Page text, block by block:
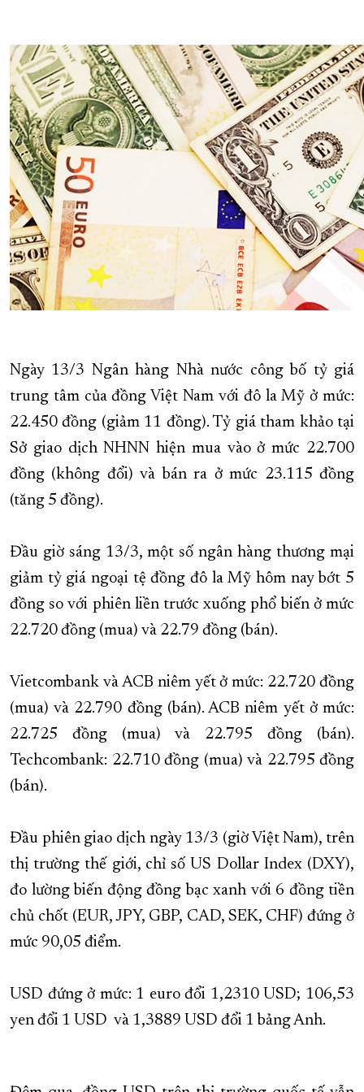
ĐẠI HỘI ĐẢNG CÁC CẤP TRANG CHỦ VỀ BÁO KHÁNH HÒA
Ngày 13/3 Ngân hàng Nhà nước công bố tỷ giá
trung tâm của đồng Việt Nam với đô la Mỹ ở mức:
22.450 đồng (giảm 11 đồng). Tỷ giá tham khảo tại
Sở giao dịch NHNN hiện mua vào ở mức 22.700
đồng (không đổi) và bán ra ở mức 23.115 đồng
(tăng 5 đồng).
Đầu giờ sáng 13/3, một số ngân hàng thương mại
giảm tỷ giá ngoại tệ đồng đô la Mỹ hôm nay bớt 5
đồng so với phiên liền trước xuống phổ biến ở mức
22.720 đồng (mua) và 22.79 đồng (bán).
Vietcombank và ACB niêm yết ở mức: 22.720 đồng
(mua) và 22.790 đồng (bán). ACB niêm yết ở mức:
22.725 đồng (mua) và 22.795 đồng (bán).
Techcombank: 22.710 đồng (mua) và 22.795 đồng
(bán).
Đầu phiên giao dịch ngày 13/3 (giờ Việt Nam), trên
thị trường thế giới, chỉ số US Dollar Index (DXY),
đo lường biến động đồng bạc xanh với 6 đồng tiền
chủ chốt (EUR, JPY, GBP, CAD, SEK, CHF) đứng ở
mức 90,05 điểm.
USD đứng ở mức: 1 euro đổi 1,2310 USD; 106,53
yen đổi 1 USD và 1,3889 USD đổi 1 bảng Anh.